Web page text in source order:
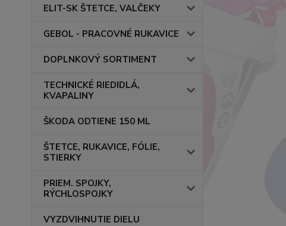
ELIT-SK ŠTETCE, VALČEKY
GEBOL - PRACOVNÉ RUKAVICE
DOPLNKOVÝ SORTIMENT
TECHNICKÉ RIEDIDLÁ,
KVAPALINY
ŠKODA ODTIENE 150 ML
ŠTETCE, RUKAVICE, FÓLIE,
STIERKY
PRIEM. SPOJKY,
RÝCHLOSPOJKY
VYZDVIHNUTIE DIELU